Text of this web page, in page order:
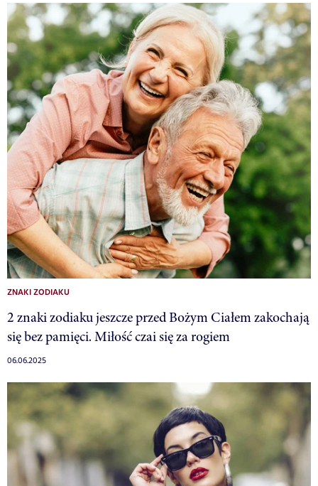
ZNAKI ZODIAKU
2 znaki zodiaku jeszcze przed Bożym Ciałem zakochają
się bez pamięci. Miłość czai się za rogiem
06.06.2025